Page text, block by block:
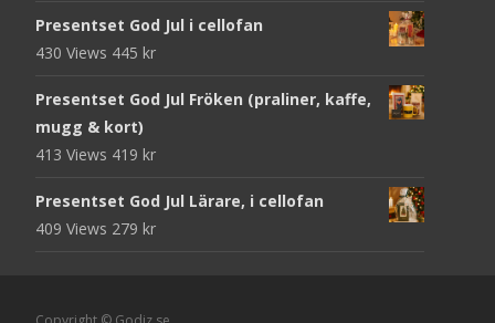
Presentset God Jul i cellofan
430 Views 445 kr
Presentset God Jul Fröken (praliner, kaffe,
mugg & kort)
413 Views 419 kr
Presentset God Jul Lärare, i cellofan
409 Views 279 kr